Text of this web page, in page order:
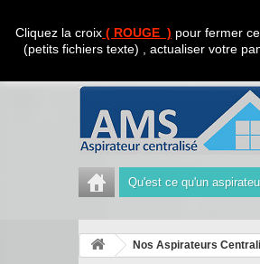
Cliquez la croix ( ROUGE ) pour fermer
(petits fichiers texte) , actualiser votre
Appelez-nous au :Tél : 04
Qu'est ce qu'un
Nos Aspirateurs